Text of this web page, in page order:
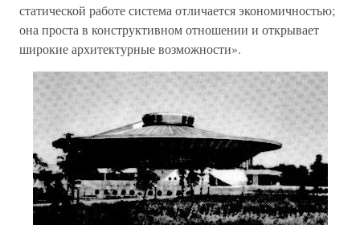
статической работе система отличается экономичностью;
она проста в конструктивном отношении и открывает
широкие архитектурные возможности».